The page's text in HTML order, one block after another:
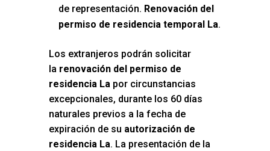
de representación. Renovación del
permiso de residencia temporal La.
Los extranjeros podrán solicitar
la renovación del permiso de
residencia Lapor circunstancias
excepcionales, durante los 60 días
naturales previos a la fecha de
expiración de su autorización de
residencia La. La presentación de la